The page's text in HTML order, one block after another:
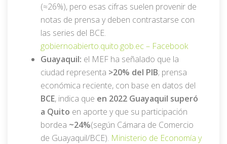
(≈26%), pero esas cifras suelen provenir de
notas de prensa y deben contrastarse con
las series del BCE.
gobiernoabierto.quito.gob.ec – Facebook
Guayaquil: el MEF ha señalado que la
ciudad representa >20% del PIB; prensa
económica reciente, con base en datos del
BCE, indica que en 2022 Guayaquil superó
a Quito en aporte y que su participación
bordea ~24%(según Cámara de Comercio
de Guayaquil/BCE). Ministerio de Economía y